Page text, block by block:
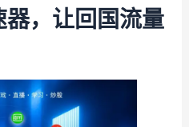
器，让回国流量